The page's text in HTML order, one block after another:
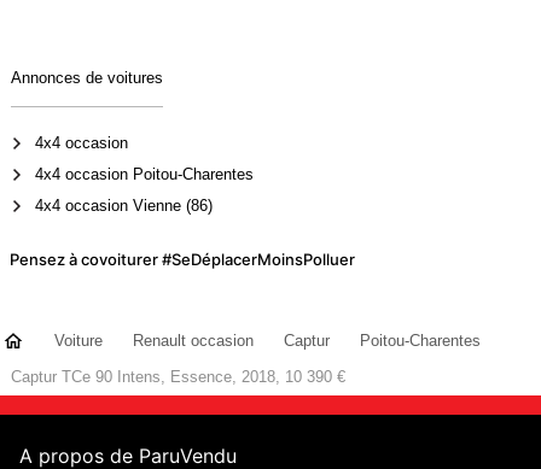
Annonces de voitures
4x4 occasion
4x4 occasion Poitou-Charentes
4x4 occasion Vienne (86)
Pensez à covoiturer #SeDéplacerMoinsPolluer
Voiture Renault occasion Captur
Poitou-Charentes
Captur TCe 90 Intens, Essence, 2018, 10 390 €
A propos de ParuVendu